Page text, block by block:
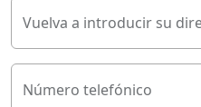
Número telefónico